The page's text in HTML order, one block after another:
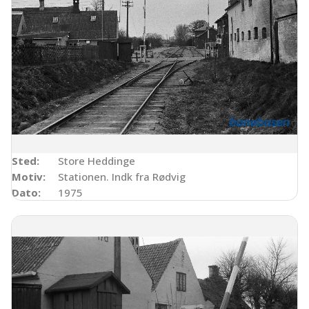
Sted:
Store Heddinge
Motiv:
Stationen. Indk fra Rødvig
Dato:
1975